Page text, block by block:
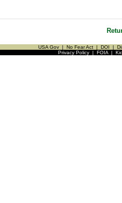
USA Gov | No Fear Act | DOI |
Privacy Policy| FOIA|